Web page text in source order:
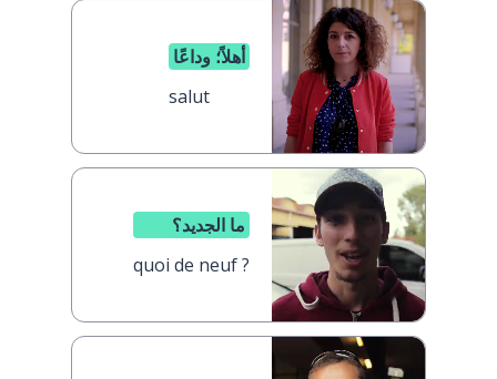
أهلاً؛ وداعًا
salut
ما الجديد؟
quoi de neuf ?